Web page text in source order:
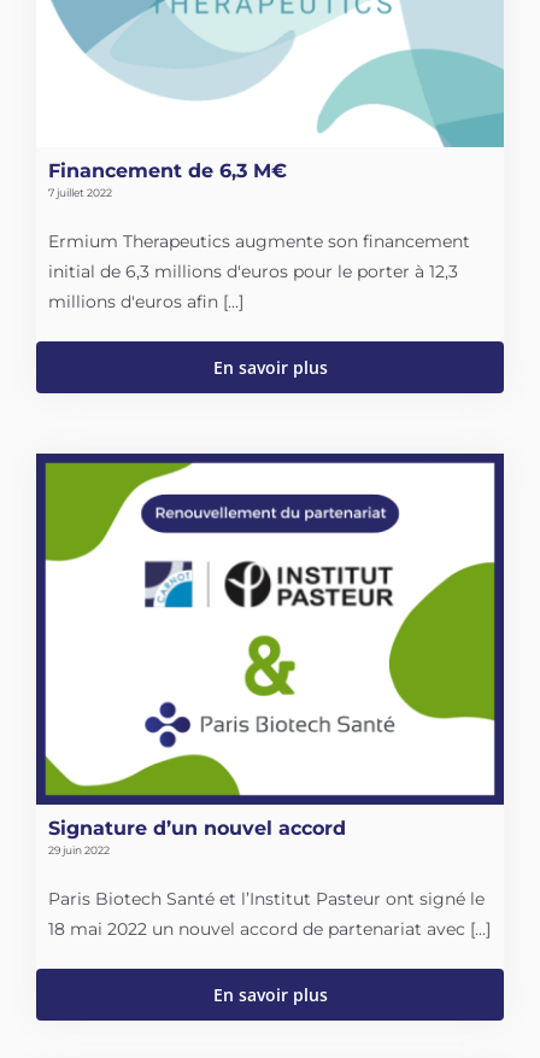
Financement de 6,3 M€
7 juillet 2022
Ermium Therapeutics augmente son financement
initial de 6,3 millions d'euros pour le porter à 12,3
millions d'euros afin [...]
En savoir plus
Signature d’un nouvel accord
29 juin 2022
Paris Biotech Santé et l’Institut Pasteur ont signé le
18 mai 2022 un nouvel accord de partenariat avec [...]
En savoir plus